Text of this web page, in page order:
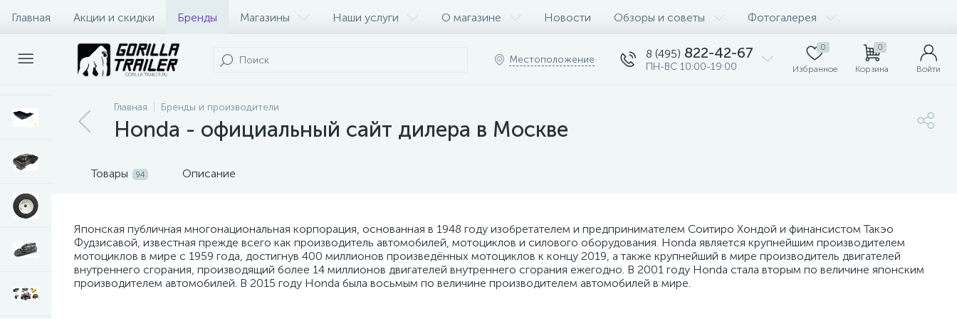
Главная Акции и скидки Бренды Магазины Наши услуги О магазине Новости Обзоры и советы Фотогалерея
Оплата и доставка Контакты
Местоположение 8 (495) 822-42-67
ПН-ВС 10:00-19:00
0
Избранное
0
Корзина Войти
Главная Бренды и производители
Honda - официальный сайт дилера в Москве
Товары 94 Описание
Японская публичная многонациональная корпорация, основанная в 1948 году изобретателем и предпринимателем Соитиро Хондой и финансистом Такэо
Фудзисавой, известная прежде всего как производитель автомобилей, мотоциклов и силового оборудования. Honda является крупнейшим производителем
мотоциклов в мире с 1959 года, достигнув 400 миллионов произведённых мотоциклов к концу 2019, а также крупнейший в мире производитель двигателей
внутреннего сгорания, производящий более 14 миллионов двигателей внутреннего сгорания ежегодно. В 2001 году Honda стала вторым по величине японским
производителем автомобилей. В 2015 году Honda была восьмым по величине производителем автомобилей в мире.